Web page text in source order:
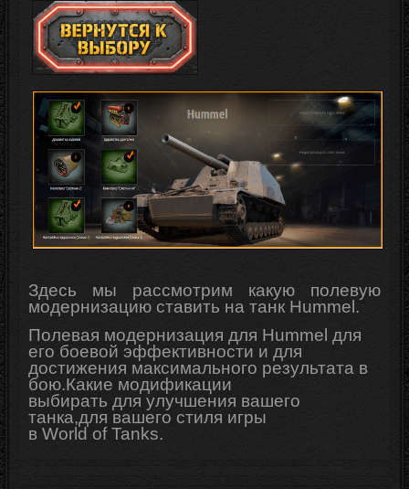
Здесь мы рассмотрим какую полевую
модернизацию ставить на танк Hummel.
Полевая модернизация для Hummel для
его боевой эффективности и для
достижения максимального результата в
бою.Какие модификации
выбирать дляулучшения вашего
танка,для вашего стиля игры
вWorldofTanks.